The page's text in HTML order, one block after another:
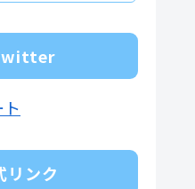
ンク